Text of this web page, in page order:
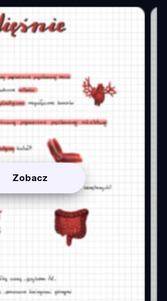
Zobacz